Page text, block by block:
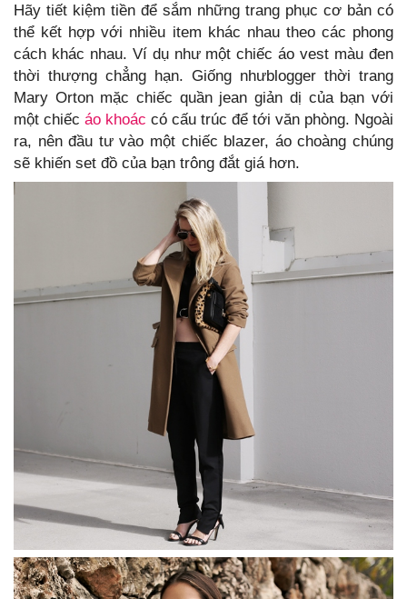
Hãy tiết kiệm tiền để sắm những trang phục cơ bản có
thể kết hợp với nhiều item khác nhau theo các phong
cách khác nhau. Ví dụ như một chiếc áo vest màu đen
thời thượng chẳng hạn. Giống nhưblogger thời trang
Mary Orton mặc chiếc quần jean giản dị của bạn với
một chiếc áo khoác có cấu trúc để tới văn phòng. Ngoài
ra, nên đầu tư vào một chiếc blazer, áo choàng chúng
sẽ khiến set đồ của bạn trông đắt giá hơn.